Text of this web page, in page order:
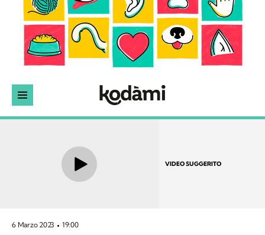
VIDEO SUGGERITO
6 Marzo 2023 19:00